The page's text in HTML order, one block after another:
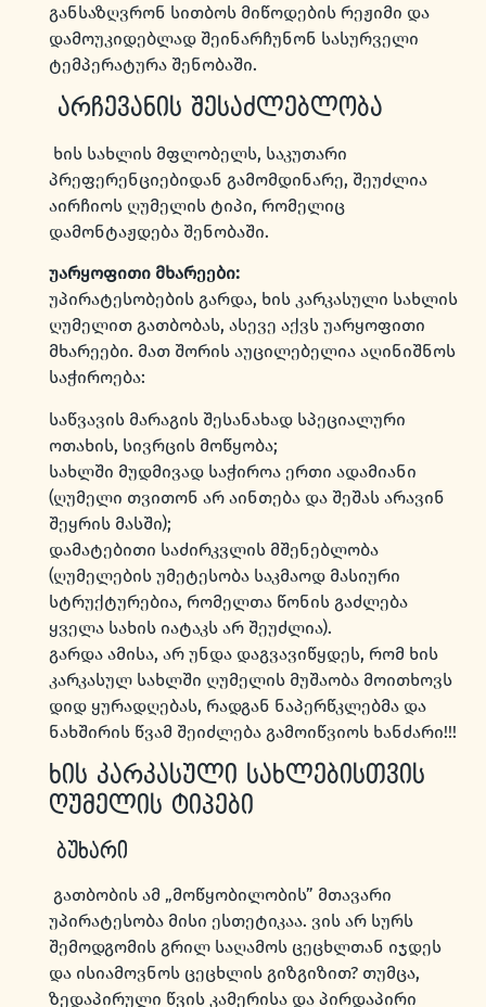
განსაზღვრონ სითბოს მიწოდების რეჟიმი და
დამოუკიდებლად შეინარჩუნონ სასურველი
ტემპერატურა შენობაში.
არჩევანის შესაძლებლობა
ხის სახლის მფლობელს, საკუთარი
პრეფერენციებიდან გამომდინარე, შეუძლია
აირჩიოს ღუმელის ტიპი, რომელიც
დამონტაჟდება შენობაში.
უარყოფითი მხარეები:
უპირატესობების გარდა, ხის კარკასული სახლის
ღუმელით გათბობას, ასევე აქვს უარყოფითი
მხარეები. მათ შორის აუცილებელია აღინიშნოს
საჭიროება:
საწვავის მარაგის შესანახად სპეციალური
ოთახის, სივრცის მოწყობა;
სახლში მუდმივად საჭიროა ერთი ადამიანი
(ღუმელი თვითონ არ აინთება და შეშას არავინ
შეყრის მასში);
დამატებითი საძირკვლის მშენებლობა
(ღუმელების უმეტესობა საკმაოდ მასიური
სტრუქტურებია, რომელთა წონის გაძლება
ყველა სახის იატაკს არ შეუძლია).
გარდა ამისა, არ უნდა დაგვავიწყდეს, რომ ხის
კარკასულ სახლში ღუმელის მუშაობა მოითხოვს
დიდ ყურადღებას, რადგან ნაპერწკლებმა და
ნახშირის წვამ შეიძლება გამოიწვიოს ხანძარი!!!
ხის კარკასული სახლებისთვის
ღუმელის ტიპები
ბუხარი
გათბობის ამ „მოწყობილობის” მთავარი
უპირატესობა მისი ესთეტიკაა. ვის არ სურს
შემოდგომის გრილ საღამოს ცეცხლთან იჯდეს
და ისიამოვნოს ცეცხლის გიზგიზით? თუმცა,
ზედაპირული წვის კამერისა და პირდაპირი